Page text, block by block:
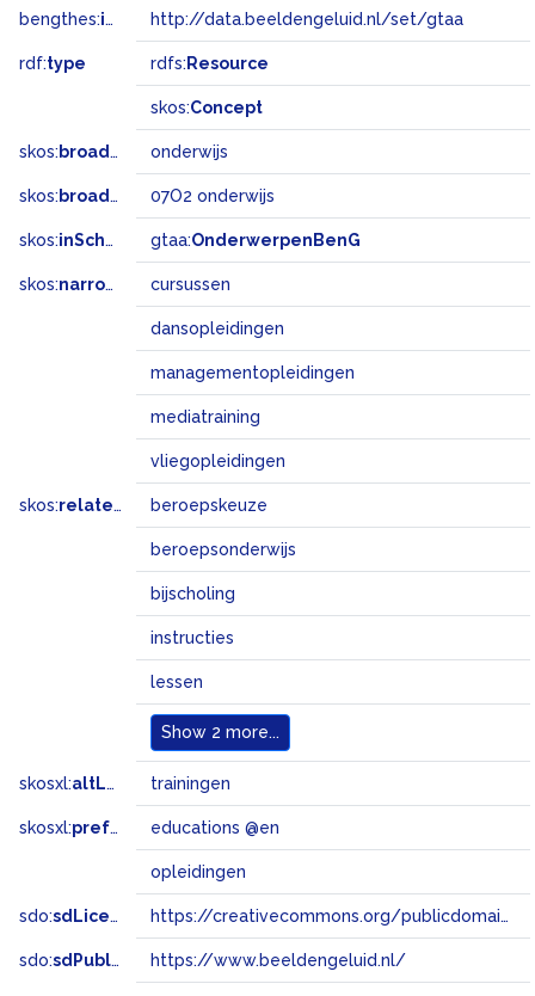
bengthes:inSet http://data.beeldengeluid.nl/set/gtaa
rdf:type rdfs: Resource
skos:Concept
skos: broader onderwijs
skos: broadMatch 07O2 onderwijs
skos:inScheme gtaa:OnderwerpenBenG
skos:narrower cursussen
dansopleidingen
managementopleidingen
mediatraining
vliegopleidingen
skos:related beroepskeuze
beroepsonderwijs
bijscholing
instructies
lessen
Show 2 more...
skosxl:altLabel trainingen
skosxl:prefLabel educations @en
opleidingen
sdo:sdLicense https://creativecommons.org/publicdomain/zero/1.0/
sdo:sdPublisher https://www.beeldengeluid.nl/